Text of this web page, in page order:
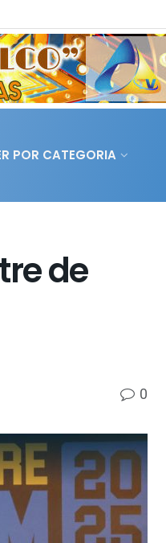
POR CATEGORIA
de
0